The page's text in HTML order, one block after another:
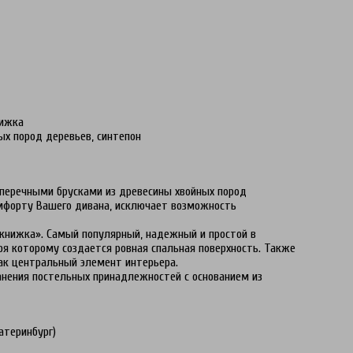
пород деревьев, синтепон
брусками из древесины хвойных пород
Вашего дивана, исключает возможность
Самый популярный, надежный и простой в
которому создается ровная спальная поверхность. Также
центральный элемент интерьера.
постельных принадлежностей с основанием из